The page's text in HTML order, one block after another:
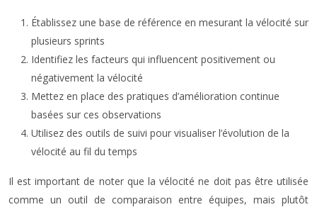
Établissez une base de référence en mesurant la vélocité sur
plusieurs sprints
Identifiez les facteurs qui influencent positivement ou
négativement la vélocité
Mettez en place des pratiques d’amélioration continue
basées sur ces observations
Utilisez des outils de suivi pour visualiser l’évolution de la
vélocité au fil du temps
Il est important de noter que la vélocité ne doit pas être utilisée
comme un outil de comparaison entre équipes, mais plutôt